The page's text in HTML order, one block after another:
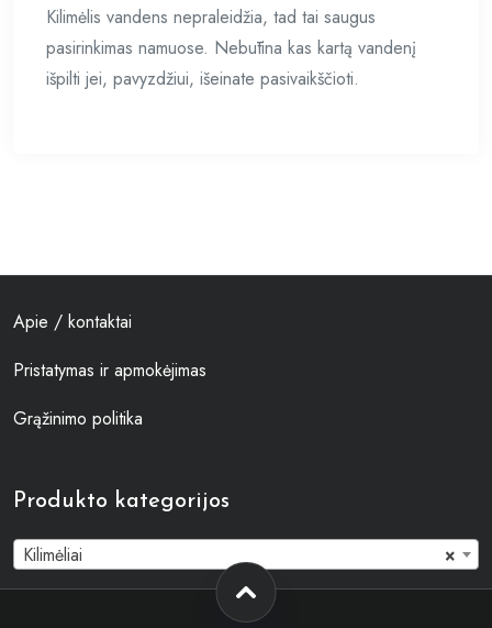
Kilimėlis vandens nepraleidžia, tad tai saugus
pasirinkimas namuose. Nebūtina kas kartą vandenį
išpilti jei, pavyzdžiui, išeinate pasivaikščioti.
Apie / kontaktai
Pristatymas ir apmokėjimas
Grąžinimo politika
Produkto kategorijos
×
Kilimėliai